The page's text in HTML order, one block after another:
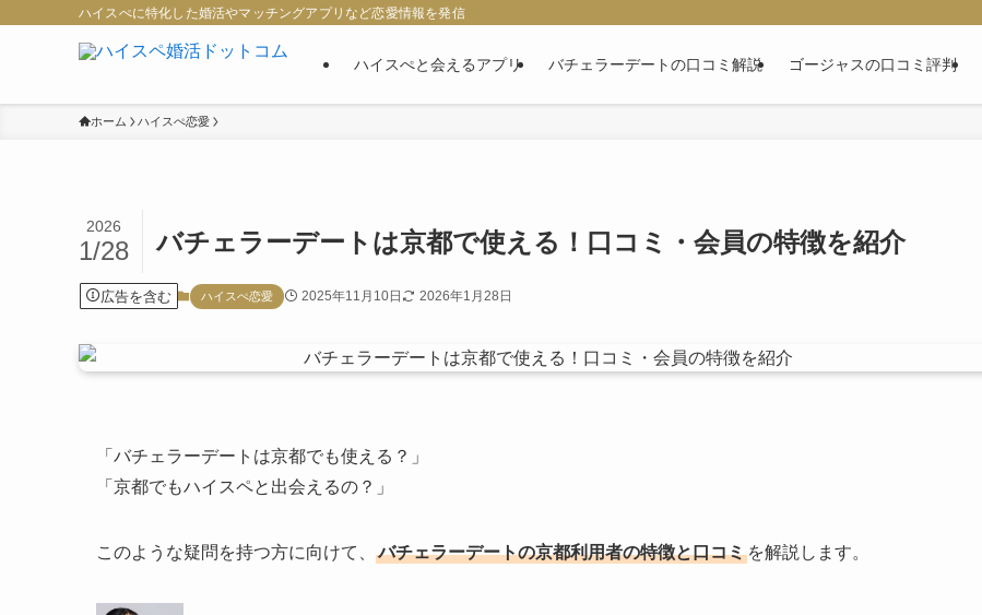
ハイスぺに特化した婚活やマッチングアプリなど恋愛情報を発信
ハイスぺと会えるアプリ バチェラーデートの口コミ解説 ゴージャスの口コミ評判
ホーム ハイスぺ恋愛
バチェラーデートは京都で使える！口コミ・会員の特徴を紹介
2026
1/28
広告を含む ハイスぺ恋愛 2025年11月10日 2026年1月28日
「バチェラーデートは京都でも使える？」
「京都でもハイスペと出会えるの？」
このような疑問を持つ方に向けて、 バチェラーデートの京都利用者の特徴と口コミ を解説します。